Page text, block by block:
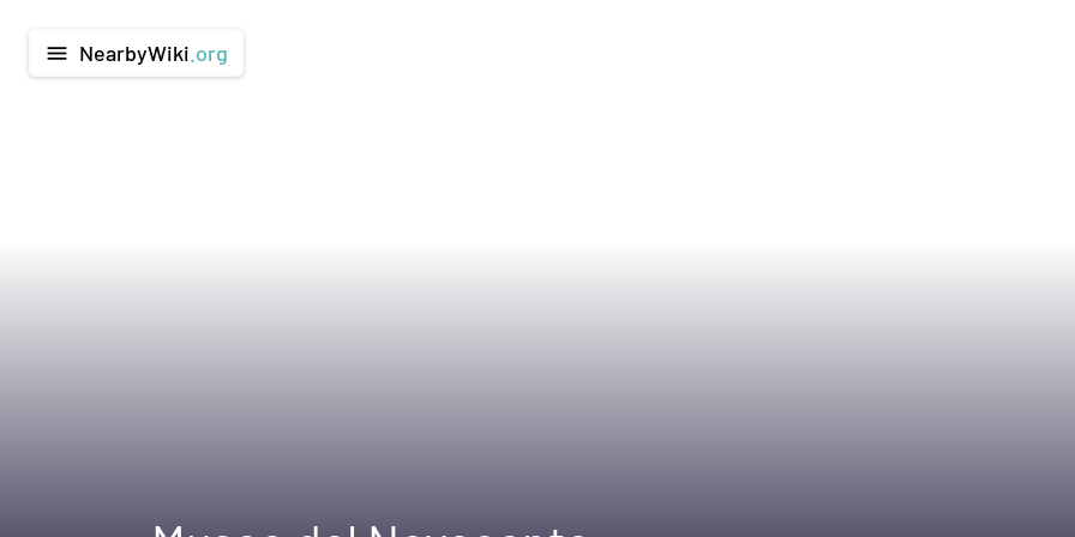
menu NearbyWiki .org